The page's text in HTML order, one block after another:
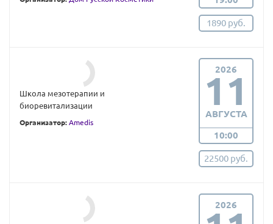
1890 руб.
Школа мезотерапии и
биоревитализации
Организатор: Amedis
2026
11
АВГУСТА
10:00
22500 руб.
2026